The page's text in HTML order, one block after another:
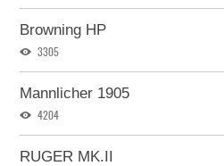
Browning HP
3305
Mannlicher 1905
4204
RUGER MK.II